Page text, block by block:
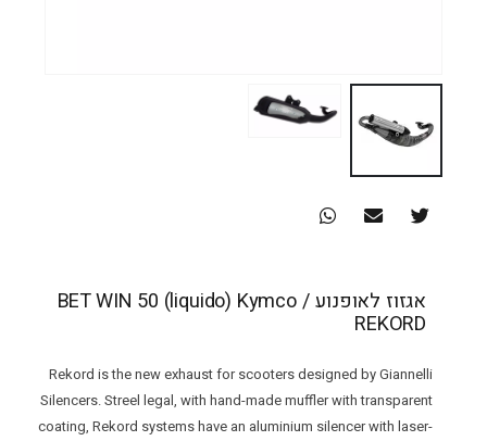
אגזוז לאופנוע BET WIN 50 (liquido) Kymco /
REKORD
Rekord is the new exhaust for scooters designed by Giannelli
Silencers. Streel legal, with hand-made muffler with transparent
coating, Rekord systems have an aluminium silencer with laser-